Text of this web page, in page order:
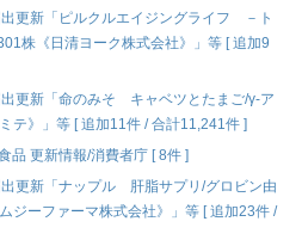
更新「ピルクルエイジングライフ －ト
株《日清ヨーク株式会社》」等 [ 追加9
更新「命のみそ キャベツとたまご/γ-ア
テ》」等 [ 追加11件 / 合計11,241件 ]
品 更新情報/消費者庁 [ 8件 ]
更新「ナップル 肝脂サプリ/グロビン由
ジーファーマ株式会社》」等 [ 追加23件 /